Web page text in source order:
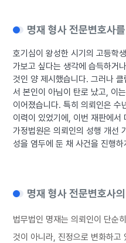
명재 형사 전문변호사
호기심이 왕성한 시기의 고등학
가보고 싶다는 생각에 습득하거
것인 양 제시했습니다. 그러나
서 본인이 아님이 탄로 났고, 이
이어졌습니다. 특히 의뢰인은 수
이력이 있었기에, 이번 재판에
가정법원은 의뢰인의 성행 개선
성을 염두에 둔 채 사건을 진행
명재 형사 전문변호사
법무법인 명재는 의뢰인이 단순
것이 아니라, 진정으로 변화하고